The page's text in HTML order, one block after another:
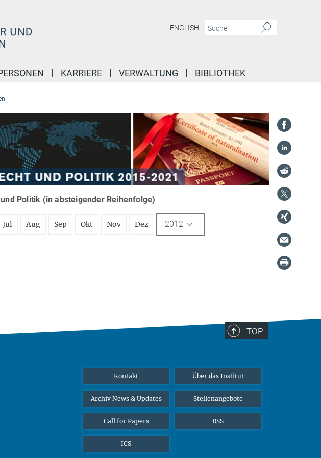
ENGLISH
KARRIERE VERWALTUNG BIBLIOTHEK
Politik (in absteigender Reihenfolge)
Jul Aug Sep Okt Nov Dez 2012
TOP
Kontakt Über das Institut
Archiv News & Updates Stellenangebote
Call for Papers RSS
ICS